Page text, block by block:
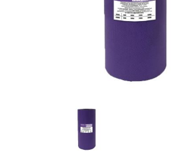
Добавить в корзину
Купить в 1 клик
В кредит от 229 руб/
мес